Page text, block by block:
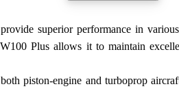
superior performance in
Plus allows it to maintain
piston-engine and turboprop